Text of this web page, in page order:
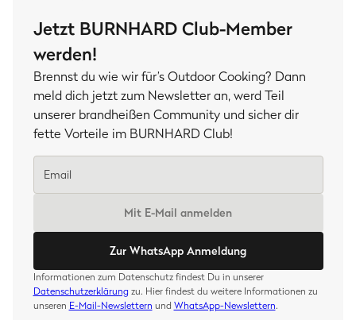
Jetzt BURNHARD Club-Member
werden!
Brennst du wie wir für’s Outdoor Cooking? Dann
meld dich jetzt zum Newsletter an, werd Teil
unserer brandheißen Community und sicher dir
fette Vorteile im BURNHARD Club!
Mit E-Mail anmelden
Zur WhatsApp Anmeldung
Informationen zum Datenschutz findest Du in unserer
Datenschutzerklärung zu. Hier findest du weitere Informationen zu
unseren E-Mail-Newslettern und WhatsApp-Newslettern.